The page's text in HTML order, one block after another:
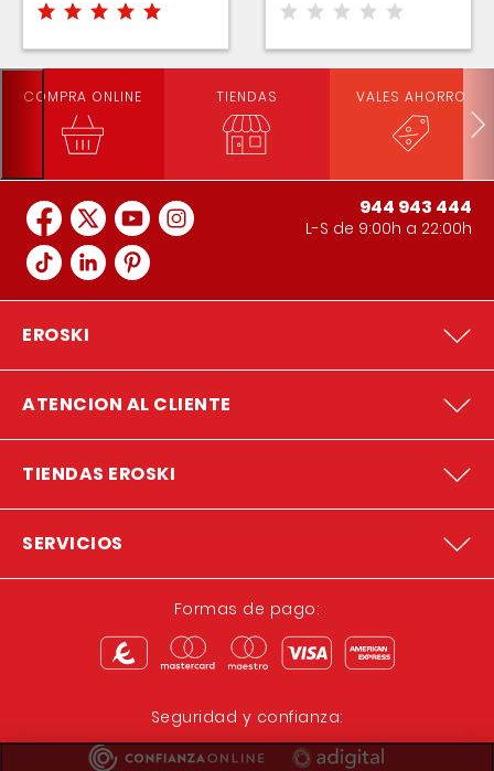
COMPRA ONLINE TIENDAS VALES AHORRO
944 943 444
L-S de 9:00h a 22:00h
EROSKI
ATENCION AL CLIENTE
TIENDAS EROSKI
SERVICIOS
Formas de pago:
Seguridad y confianza: